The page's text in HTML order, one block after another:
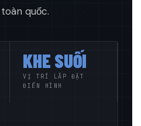
quốc.
KHE SUỐI
VỊ TRÍ LẮP ĐẶT
ĐIỂN HÌNH